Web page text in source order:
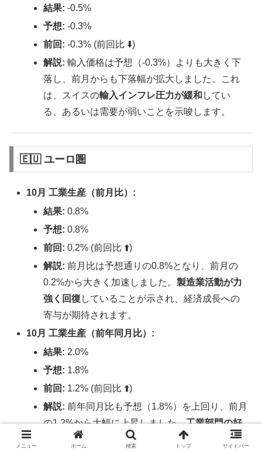
結果: -0.5%
予想: -0.3%
前回: -0.3% (前回比 ⬇️)
解説: 輸入価格は予想（-0.3%）よりも大きく下
落し、前月からも下落幅が拡大しました。これ
は、スイスの輸入インフレ圧力が緩和 してい
る、あるいは需要が弱いことを示唆します。
🇪🇺 ユーロ圏
10月 工業生産（前月比）:
結果: 0.8%
予想: 0.8%
前回: 0.2% (前回比 ⬆️)
解説: 前月比は予想通りの0.8%となり、前月の
0.2%から大きく加速しました。製造業活動が力
強く回復 していることが示され、経済成長への
寄与が期待されます。
10月 工業生産（前年同月比）:
結果: 2.0%
予想: 1.8%
前回: 1.2% (前回比 ⬆️)
解説: 前年同月比も予想（1.8%）を上回り、前月
の1.2%から大幅に上昇しました。工業部門の好
が裏付けられます。
メニュー ホーム 検索 トップ サイドバー